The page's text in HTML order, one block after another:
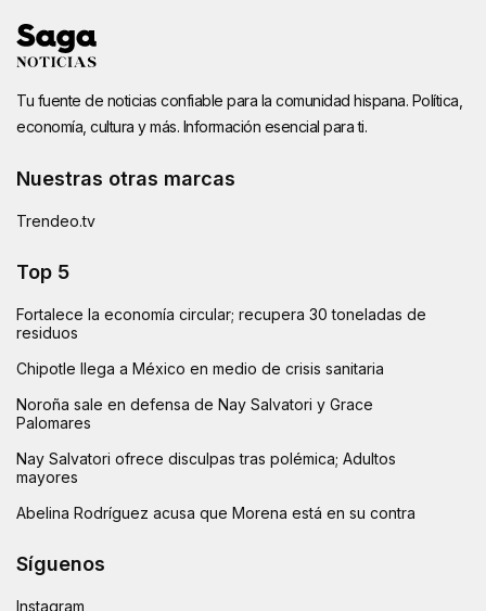
Tu fuente de noticias confiable para la comunidad hispana. Política,
economía, cultura y más. Información esencial para ti.
Nuestras otras marcas
Trendeo.tv
Top 5
Fortalece la economía circular; recupera 30 toneladas de
residuos
Chipotle llega a México en medio de crisis sanitaria
Noroña sale en defensa de Nay Salvatori y Grace
Palomares
Nay Salvatori ofrece disculpas tras polémica; Adultos
mayores
Abelina Rodríguez acusa que Morena está en su contra
Síguenos
Instagram